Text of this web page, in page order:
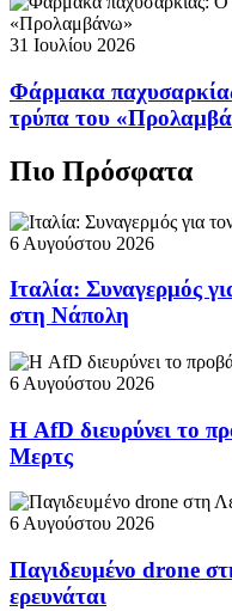
31 Ιουλίου 2026
Φάρμακα
τρύπα του
Πιο Πρόσφατα
6 Αυγούστου 2026
Ιταλία: Συναγερμός
στη Νάπολη
6 Αυγούστου 2026
Η AfD διευρύνει το
Μερτς
6 Αυγούστου 2026
Παγιδευμένο drone
ερευνάται